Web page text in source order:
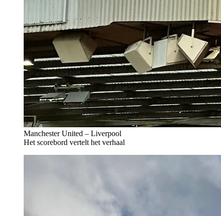
Manchester United – Liverpool
Het scorebord vertelt het verhaal